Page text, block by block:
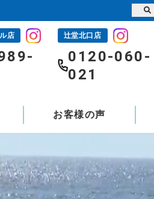
店 辻堂北口店
0120-060-
021
お客様の声